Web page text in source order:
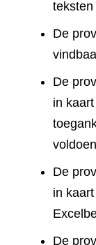
teksten
De
De
in
De
in
De